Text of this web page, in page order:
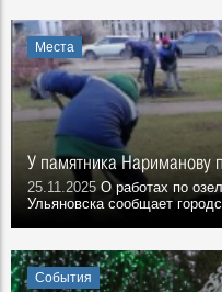
Места
У памятника Нариманову
25.11.2025О работах по
Ульяновска сообщает
События